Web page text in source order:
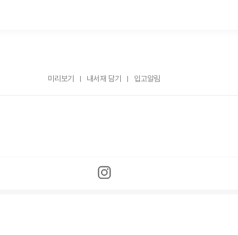
미리보기 내서재 담기 입고알림